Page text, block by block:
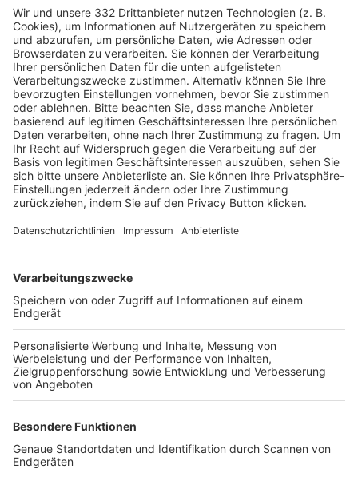
HÄUFIG BESUCHTE SEITEN
Pässe und Vereinswechsel
Trainerausbildung
Schulungsangebot Vereinsmitarbeiter
BFV-Geschäftsstellen
Trainerbörse
Login SpielPlus
FOLGE DEM BFV
TOP-VEREINE
TOP-PARTNER